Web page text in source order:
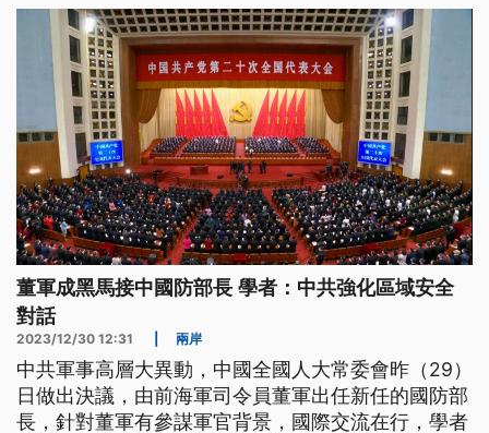
董軍成黑馬接中國防部長 學者：中共強化區域安全
對話
2023/12/30 12:31 兩岸
中共軍事高層大異動，中國全國人大常委會昨（29）
日做出決議，由前海軍司令員董軍出任新任的國防部
長，針對董軍有參謀軍官背景，國際交流在行，學者